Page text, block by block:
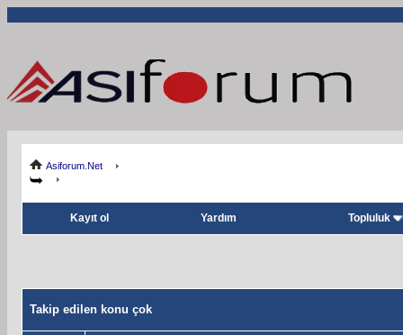
Asiforum.Net
Kayıt ol Yardım Topluluk
Takip edilen konu çok